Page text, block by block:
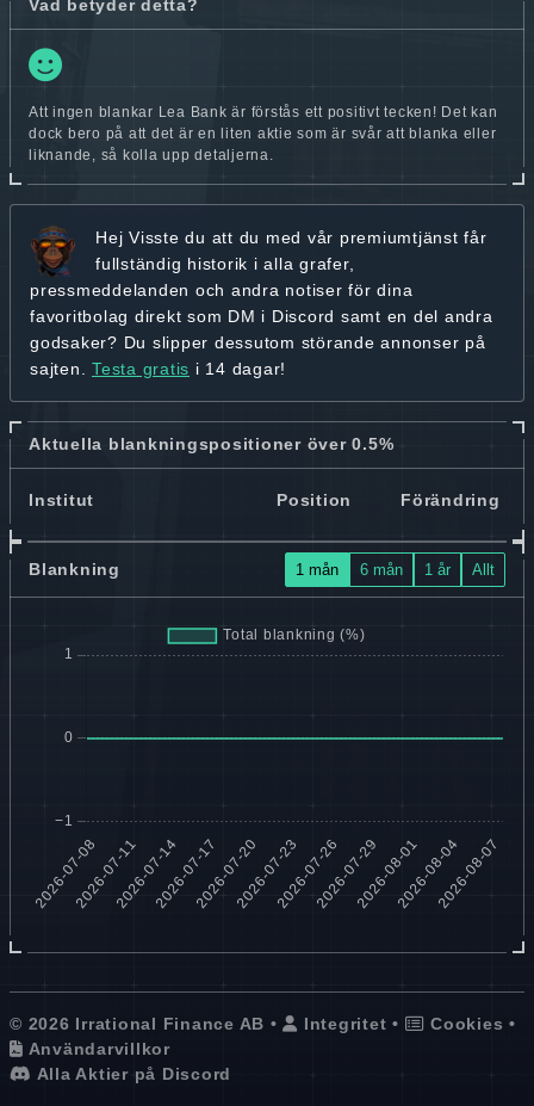
Vad betyder detta?
Att ingen blankar Lea Bank är förstås ett positivt tecken! Det kan
dock bero på att det är en liten aktie som är svår att blanka eller
liknande, så kolla upp detaljerna.
Hej Visste du att du med vår premiumtjänst får
fullständig historik i alla grafer,
pressmeddelanden och andra notiser för dina
favoritbolag direkt som DM i Discord samt en del andra
godsaker? Du slipper dessutom störande annonser på
sajten. Testa gratis i 14 dagar!
Aktuella blankningspositioner över 0.5%
Institut Position Förändring
Blankning 1 mån 6 mån 1 år Allt
© 2026 Irrational Finance AB • Integritet • Cookies •
Användarvillkor
Alla Aktier på Discord